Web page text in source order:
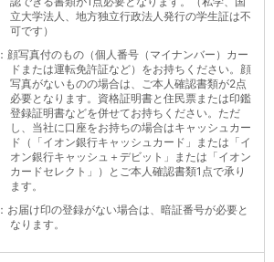
立大学法人、地方独立行政法人発行の学生証は不
可です）
：顔写真付のもの（個人番号（マイナンバー）カー
ドまたは運転免許証など）をお持ちください。顔
写真がないものの場合は、ご本人確認書類が2点
必要となります。資格証明書と住民票または印鑑
登録証明書などを併せてお持ちください。ただ
し、当社に口座をお持ちの場合はキャッシュカー
ド（「イオン銀行キャッシュカード」または「イ
オン銀行キャッシュ＋デビット」または「イオン
カードセレクト」）とご本人確認書類1点で承り
ます。
：お届け印の登録がない場合は、暗証番号が必要と
なります。